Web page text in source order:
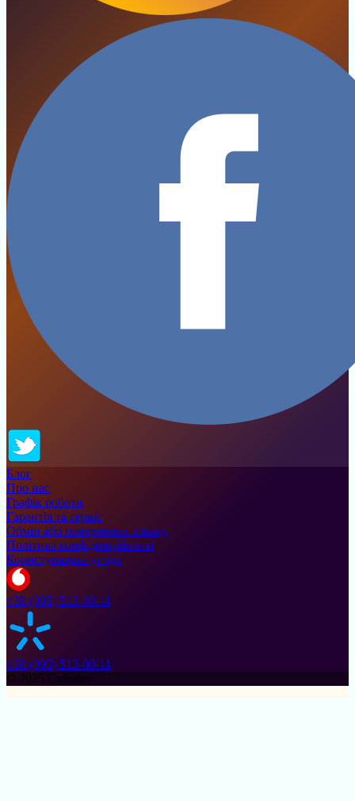
Блог
Про нас
Графік роботи
Гарантія та сервіс
Обмін або повернення товару
Політика конфіденційності
Користувацька угода
+38 (095) 513-00-11
+38 (093) 513-00-11
© 2025 Cylinder